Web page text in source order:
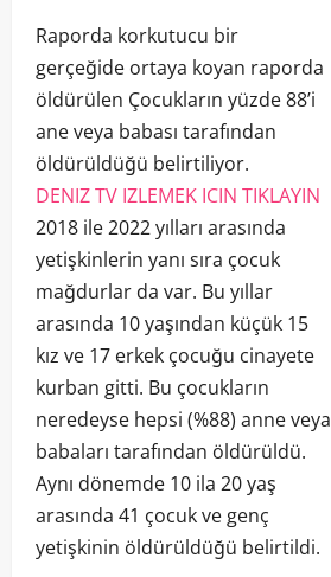
Raporda korkutucu bir
gerçeğide ortaya koyan raporda
öldürülen Çocukların yüzde 88’i
ane veya babası tarafından
öldürüldüğü belirtiliyor.
DENIZ TV IZLEMEK ICIN TIKLAYIN
2018 ile 2022 yılları arasında
yetişkinlerin yanı sıra çocuk
mağdurlar da var. Bu yıllar
arasında 10 yaşından küçük 15
kız ve 17 erkek çocuğu cinayete
kurban gitti. Bu çocukların
neredeyse hepsi (%88) anne veya
babaları tarafından öldürüldü.
Aynı dönemde 10 ila 20 yaş
arasında 41 çocuk ve genç
yetişkinin öldürüldüğü belirtildi.